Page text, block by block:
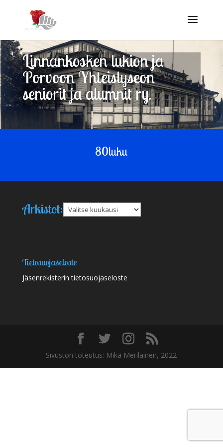
Linnankosken lukion ja
Porvoon Yhteislyseon
seniorit ja alumnit ry.
80luku
Arkistot: Arkistot
Tietosuojaseloste
Jäsenrekisterin tietosuojaseloste
Sivuston toteutus: Mika Meriläinen, 2022